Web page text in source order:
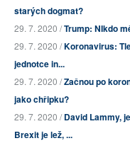
starých dogmat?
29. 7. 2020 /Trump: NIkdo
29. 7. 2020 /Koronavirus:
jednotce in...
29. 7. 2020 /Začnou po
jako chřipku?
29. 7. 2020 /David Lammy,
Brexit je lež, ...